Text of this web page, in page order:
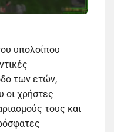
υπολοίπου
των ετών,
οι χρήστες
τους και